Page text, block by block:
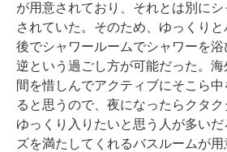
が用意されており、それとは別に
されていた。そのため、ゆっくり
後でシャワールームでシャワーを
逆という過ごし方が可能だった。
間を惜しんでアクティブにそこら
ると思うので、夜になったらクタ
ゆっくり入りたいと思う人が多い
ズを満たしてくれるバスルームが